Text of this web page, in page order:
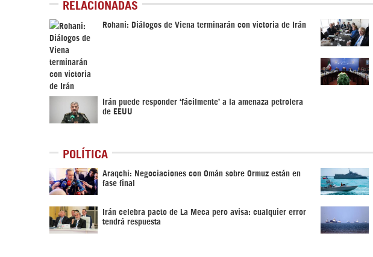
RELACIONADAS
Rohani: Diálogos de Viena terminarán con victoria de Irán
Irán puede responder ‘fácilmente’ a la amenaza petrolera
de EEUU
POLÍTICA
Araqchi: Negociaciones con Omán sobre Ormuz están en
fase final
Irán celebra pacto de La Meca pero avisa: cualquier error
tendrá respuesta